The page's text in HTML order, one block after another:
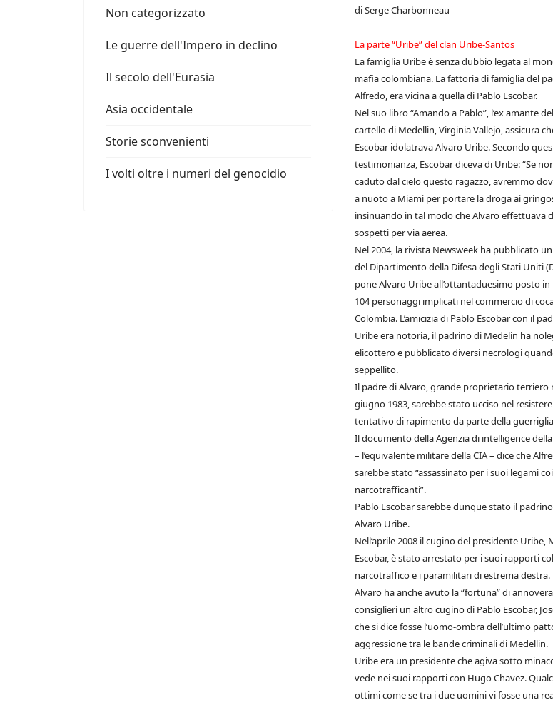
Non categorizzato
Le guerre dell'Impero in declino
Il secolo dell'Eurasia
Asia occidentale
Storie sconvenienti
I volti oltre i numeri del genocidio
di Serge Charbonneau
La parte “Uribe” del clan Uribe-Santos
La famiglia Uribe è senza dubbio legata al
mafia colombiana. La fattoria di famiglia del
Alfredo, era vicina a quella di Pablo Escobar.
Nel suo libro “Amando a Pablo”, l’ex amante
cartello di Medellin, Virginia Vallejo, assicura
Escobar idolatrava Alvaro Uribe. Secondo
testimonianza, Escobar diceva di Uribe: “Se
caduto dal cielo questo ragazzo, avremmo
a nuoto a Miami per portare la droga ai
insinuando in tal modo che Alvaro effettuava
sospetti per via aerea.
Nel 2004, la rivista Newsweek ha pubblicato
del Dipartimento della Difesa degli Stati Uniti
pone Alvaro Uribe all’ottantaduesimo posto in
104 personaggi implicati nel commercio di
Colombia. L’amicizia di Pablo Escobar con il
Uribe era notoria, il padrino di Medelin ha
elicottero e pubblicato diversi necrologi
seppellito.
Il padre di Alvaro, grande proprietario terriero
giugno 1983, sarebbe stato ucciso nel
tentativo di rapimento da parte della
Il documento della Agenzia di intelligence della
– l’equivalente militare della CIA – dice che
sarebbe stato “assassinato per i suoi legami coi
narcotrafficanti”.
Pablo Escobar sarebbe dunque stato il
Alvaro Uribe.
Nell’aprile 2008 il cugino del presidente Uribe,
Escobar, è stato arrestato per i suoi rapporti col
narcotraffico e i paramilitari di estrema destra.
Alvaro ha anche avuto la “fortuna” di
consiglieri un altro cugino di Pablo Escobar,
che si dice fosse l’uomo-ombra dell’ultimo
aggressione tra le bande criminali di Medellin.
Uribe era un presidente che agiva sotto
vede nei suoi rapporti con Hugo Chavez.
ottimi come se tra i due uomini vi fosse una